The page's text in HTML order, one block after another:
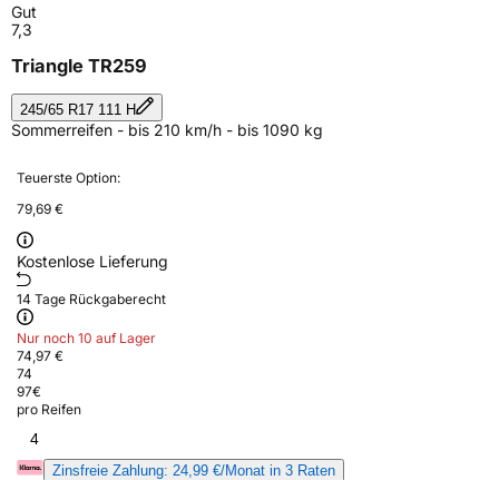
Gut
7,3
Triangle TR259
245/65 R17 111 H
Sommerreifen - bis 210 km/h - bis 1090 kg
Teuerste Option:
79,69 €
Kostenlose Lieferung
14 Tage Rückgaberecht
Nur noch 10 auf Lager
74,97 €
74
97€
pro Reifen
4
Zinsfreie Zahlung: 24,99 €/Monat in 3 Raten